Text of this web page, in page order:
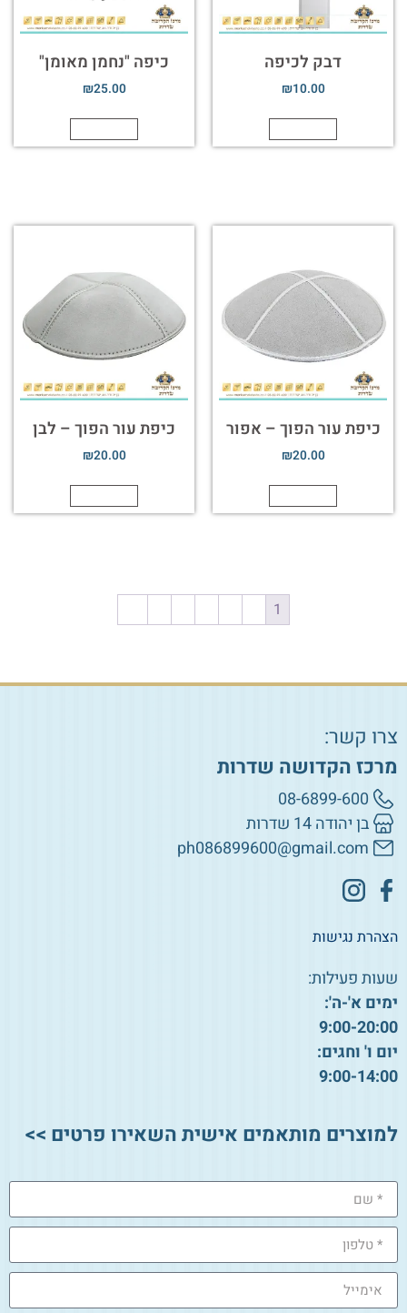
דבק לכיפה
₪10.00
כיפה "נחמן מאומן"
₪25.00
כיפת עור הפוך – אפור
₪20.00
כיפת עור הפוך – לבן
₪20.00
1
צרו קשר:
מרכז הקדושה שדרות
08-6899-600
בן יהודה 14 שדרות
ph086899600@gmail.com
הצהרת נגישות
שעות פעילות:
ימים א'-ה':
9:00-20:00
יום ו' וחגים:
9:00-14:00
למוצרים מותאמים אישית השאירו פרטים >>